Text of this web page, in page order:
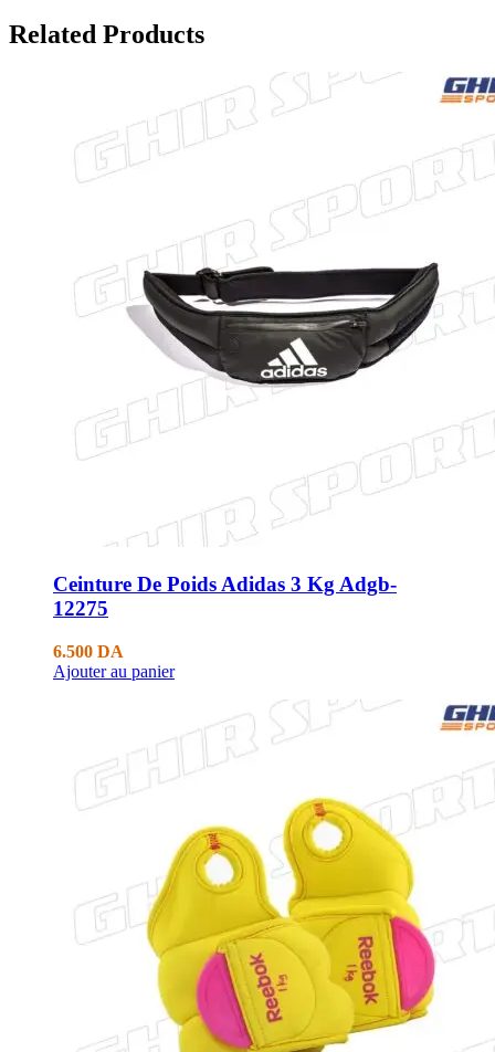
Related Products
Ceinture De Poids Adidas 3 Kg Adgb-
12275
6.500 DA
Ajouter au panier